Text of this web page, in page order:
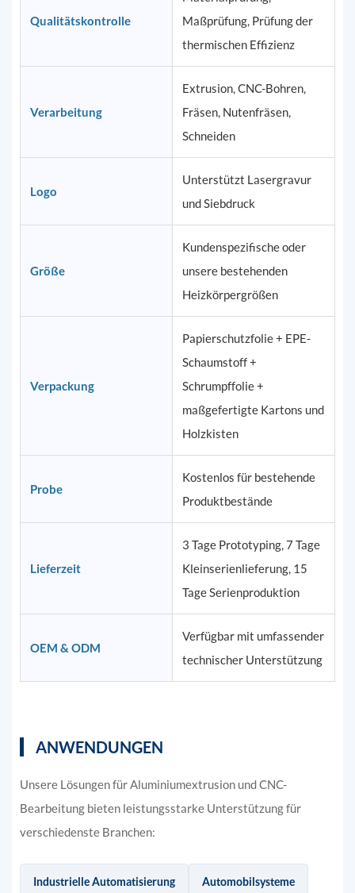
Qualitätskontrolle
Maßprüfung, Prüfung der
thermischen Effizienz
Verarbeitung
Extrusion, CNC-Bohren,
Fräsen, Nutenfräsen,
Schneiden
Logo
Unterstützt Lasergravur
und Siebdruck
Größe
Kundenspezifische oder
unsere bestehenden
Heizkörpergrößen
Verpackung
Papierschutzfolie + EPE-
Schaumstoff +
Schrumpffolie +
maßgefertigte Kartons und
Holzkisten
Probe
Kostenlos für bestehende
Produktbestände
Lieferzeit
3 Tage Prototyping, 7 Tage
Kleinserienlieferung, 15
Tage Serienproduktion
OEM & ODM
Verfügbar mit umfassender
technischer Unterstützung
ANWENDUNGEN
Unsere Lösungen für Aluminiumextrusion und CNC-
Bearbeitung bieten leistungsstarke Unterstützung für
verschiedenste Branchen:
Industrielle Automatisierung Automobilsysteme